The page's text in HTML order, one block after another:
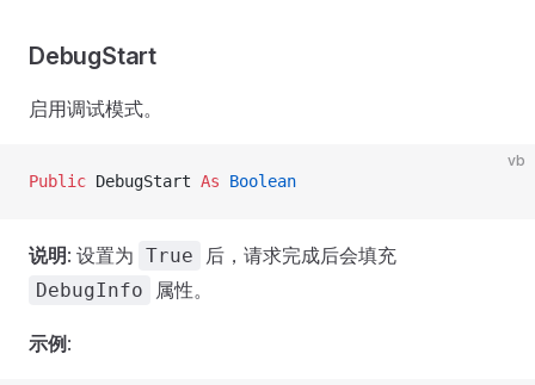
DebugStart
启用调试模式。
vb
Public DebugStart As Boolean
说明: 设置为 True 后，请求完成后会填充
DebugInfo 属性。
示例 :